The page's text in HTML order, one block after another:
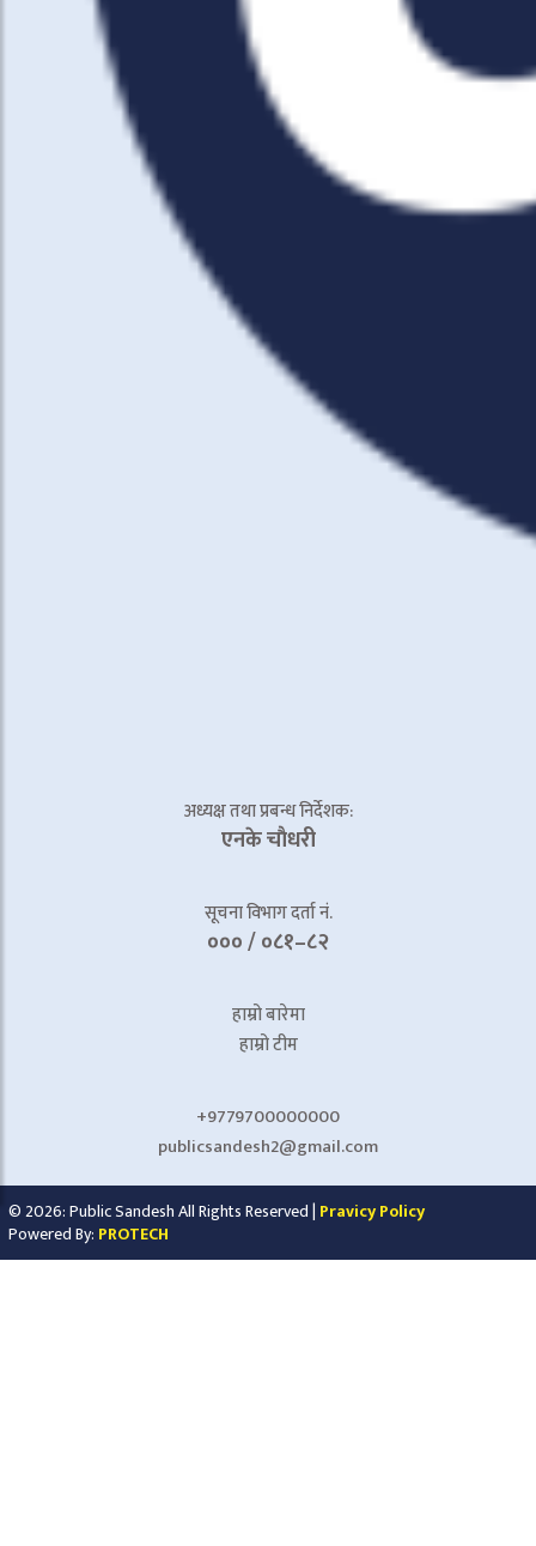
अध्यक्ष तथा प्रबन्ध निर्देशक:
एनके चाैधरी
सूचना विभाग दर्ता नं.
००० / ०८१–८२
हाम्रो बारेमा
हाम्रो टीम
+9779700000000
publicsandesh2@gmail.com
© 2026: Public Sandesh All Rights Reserved | Pravicy Policy
Powered By: PROTECH